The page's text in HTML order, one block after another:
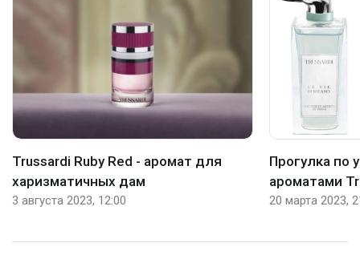
Trussardi Ruby Red - аромат для
харизматичных дам
3 августа 2023, 12:00
Прогулка по
ароматами
20 марта 2023,